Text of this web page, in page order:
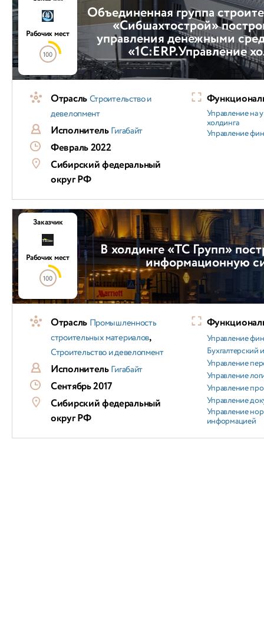
Объединенная группа
«Сибшахтострой»
управления денежными
«1С:ERP.Управление
Рабочих мест
100
ОтрасльСтроительство и
девелопмент
ИсполнительГигабайт
Февраль 2022
Сибирский федеральный
округ РФ
Управление на
холдинга
Управление
В холдинге «ТС Групп»
информационную
Заказчик
Рабочих мест
100
Отрасль Промышленность
строительных материалов,
Строительство и девелопмент
ИсполнительГигабайт
Сентябрь 2017
Сибирский федеральный
округ РФ
Управление
Бухгалтерский
Управление
Управление
Управление
Управление
Управление
информацией